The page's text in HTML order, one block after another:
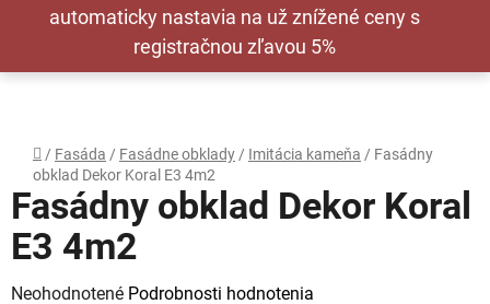
automaticky nastavia na už znížené ceny s
registračnou zľavou 5%
Domov
/ Fasáda / Fasádne obklady / Imitácia kameňa / Fasádny
obklad Dekor Koral E3 4m2
Fasádny obklad Dekor Koral
E3 4m2
Priemerné
Neohodnotené Podrobnosti hodnotenia